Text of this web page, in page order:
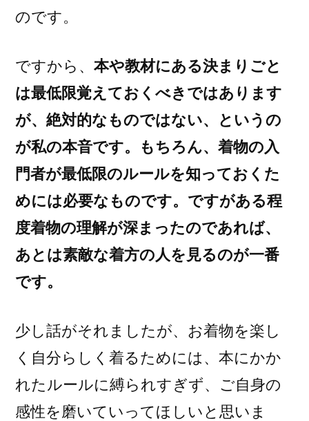
のです。
ですから、 本や教材にある決まりごと
は最低限覚えておくべきではあります
が、絶対的なものではない、というの
が私の本音です。もちろん、着物の入
門者が最低限のルールを知っておくた
めには必要なものです。ですがある程
度着物の理解が深まったのであれば、
あとは素敵な着方の人を見るのが一番
です。
少し話がそれましたが、お着物を楽し
く自分らしく着るためには、本にかか
れたルールに縛られすぎず、ご自身の
感性を磨いていってほしいと思いま